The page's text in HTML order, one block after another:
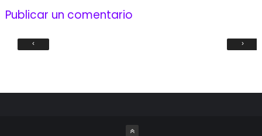
Publicar un comentario
‹ ›